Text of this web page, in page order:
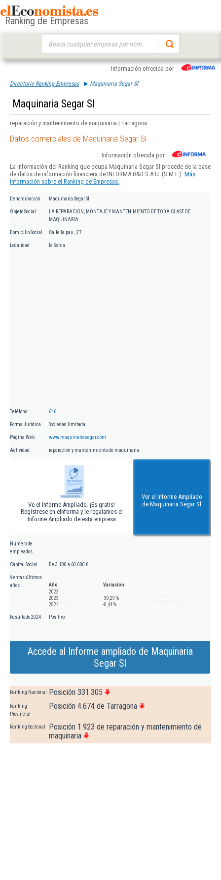
Ranking de Empresas
Información ofrecida por
Directorio Ranking Empresas Maquinaria Segar Sl
Maquinaria Segar Sl
reparación y mantenimiento de maquinaria | Tarragona
Datos comerciales de Maquinaria Segar Sl
Información ofrecida por
La información del Ranking que ocupa Maquinaria Segar Sl procede de la base
de datos de información financiera de INFORMA D&B S.A.U. (S.M.E.). Más
información sobre el Ranking de Empresas.
Denominación Maquinaria Segar Sl
Objeto Social
LA REPARACION, MONTAJE Y MANTENIMIENTO DE TODA CLASE DE
MAQUINARIA.
Domicilio Social Calle la pau , 27
Localidad la Senia
Teléfono 646.....
Forma Jurídica Sociedad limitada
Página Web www.maquinariasegar.com
Actividad reparación y mantenimiento de maquinaria
Ve el Informe Ampliado. ¡Es gratis!
Regístrese en eInforma y le regalamos el
Informe Ampliado de esta empresa
Ver el Informe Ampliado
de Maquinaria Segar Sl
Número de
empleados
Capital Social De 3.100 a 60.000 €
Ventas últimos
años
Año
Variación
2022
2023
-30,29 %
2024
-0,44 %
Resultado 2024 Positivo
Accede al Informe ampliado de Maquinaria
Segar Sl
Ranking Nacional Posición 331.305
Ranking
Provincial
Posición 4.674 de Tarragona
Ranking Sectorial
Posición 1.923 de reparación y mantenimiento de
maquinaria